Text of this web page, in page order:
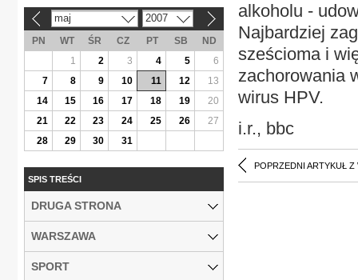
alkoholu -
Najbardziej
sześcioma i
zachorowania
wirus HPV.
i.r., bbc
POPRZEDNI ARTYKUŁ Z
maj 2007
PN WT ŚR CZ PT SB
ND
1
2 3 4 5
6
7
8 9 10 11 12
13
14
15 16 17 18 19
20
21
22 23 24 25 26
27
28
29 30 31
SPIS TREŚCI
DRUGA STRONA
WARSZAWA
SPORT